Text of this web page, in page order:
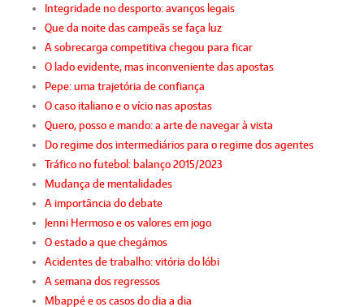
Integridade no desporto: avanços legais
Que da noite das campeãs se faça luz
A sobrecarga competitiva chegou para ficar
O lado evidente, mas inconveniente das apostas
Pepe: uma trajetória de confiança
O caso italiano e o vício nas apostas
Quero, posso e mando: a arte de navegar à vista
Do regime dos intermediários para o regime dos agentes
Tráfico no futebol: balanço 2015/2023
Mudança de mentalidades
A importância do debate
Jenni Hermoso e os valores em jogo
O estado a que chegámos
Acidentes de trabalho: vitória do lóbi
A semana dos regressos
Mbappé e os casos do dia a dia